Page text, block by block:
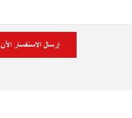
إرسال الاستفسار الآن